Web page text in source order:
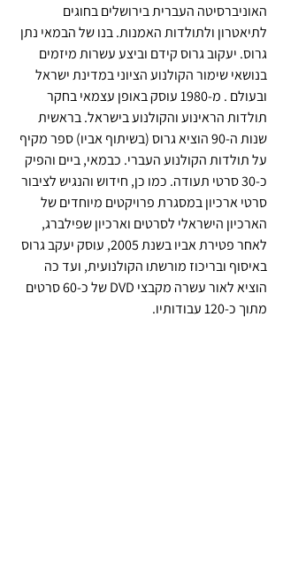
האוניברסיטה העברית בירושלים בחוגים
לתיאטרון ולתולדות האמנות. בנו של הבמאי נתן
גרוס. יעקוב גרוס קידם וביצע עשרות מיזמים
בנושאי שימור הקולנוע הציוני במדינת ישראל
ובעולם . מ-1980 עוסק באופן עצמאי בחקר
תולדות הראינוע והקולנוע בישראל. בראשית
שנות ה-90 הוציא גרוס (בשיתוף אביו) ספר מקיף
על תולדות הקולנוע העברי. כבמאי, ביים והפיק
כ-30 סרטי תעודה. כמו כן, חידוש והנגיש לציבור
סרטי ארכיון במסגרת פרויקטים מיוחדים של
הארכיון הישראלי לסרטים וארכיון שפילברג,
לאחר פטירת אביו בשנת 2005, עוסק יעקב גרוס
באיסוף ובריכוז מורשתו הקולנועית, ועד כה
הוציא לאור עשרה מקבצי DVD של כ-60 סרטים
מתוך כ-120 עבודותיו.